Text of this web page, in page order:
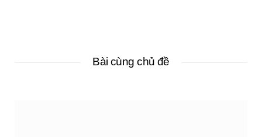
Bài cùng chủ đề